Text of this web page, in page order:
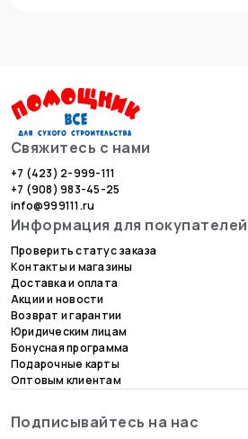
Свяжитесь с нами
+7 (423) 2-999-111
+7 (908) 983-45-25
info@999111.ru
Информация для покупателей
Проверить статус заказа
Контакты и магазины
Доставка и оплата
Акции и новости
Возврат и гарантии
Юридическим лицам
Бонусная программа
Подарочные карты
Оптовым клиентам
Подписывайтесь на нас